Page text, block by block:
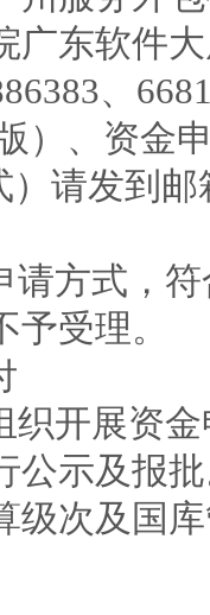
广东软件
、
版）、资金
请发到邮
请方式，
受理。
织开展资
公示及报
级次及国